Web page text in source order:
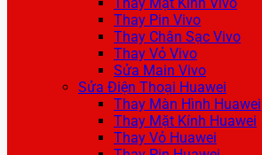
Thay Pin Vivo
Thay Chân Sạc Vivo
Thay Vỏ Vivo
Sửa Main Vivo
Sửa Điện Thoại Huawei
Thay Màn Hình Huawei
Thay Mặt Kính Huawei
Thay Vỏ Huawei